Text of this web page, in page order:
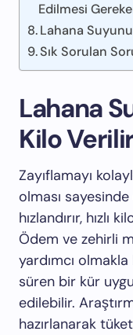
Edilmesi
Lahana
Sık Sorulan
Lahana
Kilo
Zayıflamayı
olması
hızlandırır, hızlı
Ödem ve zehirli
yardımcı
süren bir kür
edilebilir.
hazırlanarak